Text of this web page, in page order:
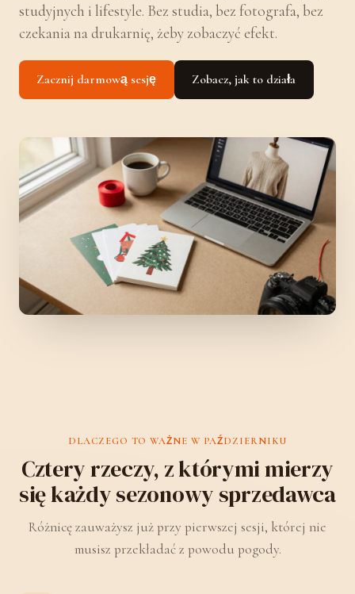
studyjnych i lifestyle. Bez studia, bez fotografa, bez
czekania na drukarnię, żeby zobaczyć efekt.
Zacznij darmową sesję Zobacz, jak to działa
DLACZEGO TO WAŻNE W PAŹDZIERNIKU
Cztery rzeczy, z którymi mierzy
się każdy sezonowy sprzedawca
Różnicę zauważysz już przy pierwszej sesji, której nie
musisz przekładać z powodu pogody.